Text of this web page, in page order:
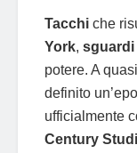
Tacchi che
York, sguardi
potere. A
definito
ufficialmente
Century